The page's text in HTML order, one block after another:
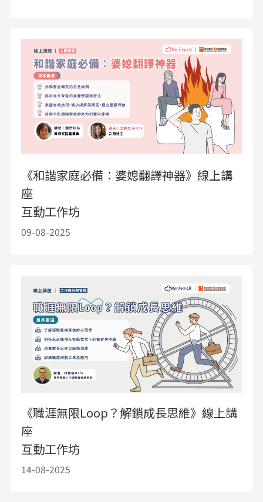
《和諧家庭必備：婆媳翻譯神器》線上講
座
互動工作坊
09-08-2025
《職涯無限Loop？解鎖成長思維》線上講
座
互動工作坊
14-08-2025